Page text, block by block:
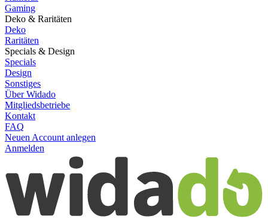
Gaming
Deko & Raritäten
Deko
Raritäten
Specials & Design
Specials
Design
Sonstiges
Über Widado
Mitgliedsbetriebe
Kontakt
FAQ
Neuen Account anlegen
Anmelden